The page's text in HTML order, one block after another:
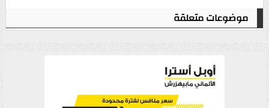
موضوعات متعلقة